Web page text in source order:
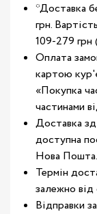
*Доставка
грн.
109-279 грн
Оплата
картою
«Покупка
частинами
Доставка
доступна
Нова Пошта.
Термін
залежно від
Відправки